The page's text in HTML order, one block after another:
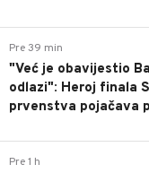
Pre 39 min
"Već je obavijestio
odlazi": Heroj finala
prvenstva pojačava
Pre 1 h